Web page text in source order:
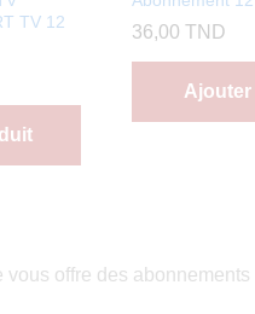
TV 12
36,00TND
Ajouter
vous offre des